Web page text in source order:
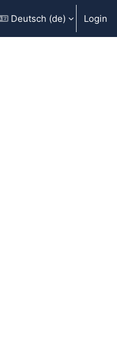
Deutsch ‎(de)‎ Login